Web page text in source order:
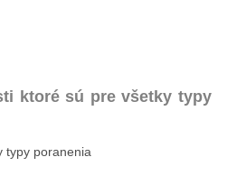
ktoré sú pre všetky typy